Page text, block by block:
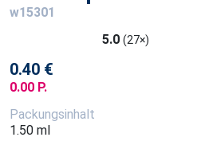
w15301
5.0 (27×)
0.40 €
0.00 P.
Packungsinhalt
1.50 ml